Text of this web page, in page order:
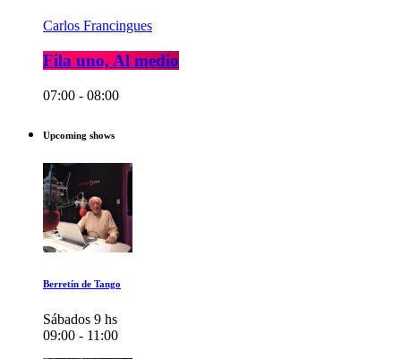
Carlos Francingues
Fila uno, Al medio
07:00 - 08:00
Upcoming shows
Berretín de Tango
Sábados 9 hs
09:00 - 11:00